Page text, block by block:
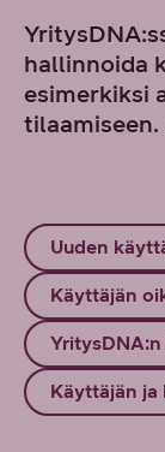
hallinnoida
esimerkiksi
Uuden
Käyttäjän
Käyttäjän